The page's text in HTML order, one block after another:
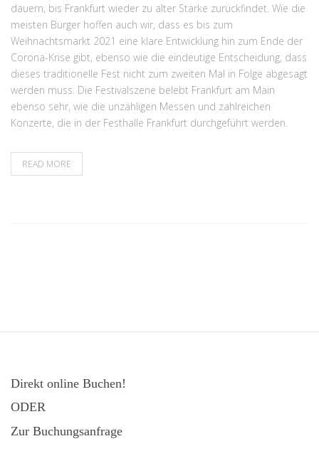
dauern, bis Frankfurt wieder zu alter Stärke zurückfindet. Wie die
meisten Bürger hoffen auch wir, dass es bis zum
Weihnachtsmarkt 2021 eine klare Entwicklung hin zum Ende der
Corona-Krise gibt, ebenso wie die eindeutige Entscheidung, dass
dieses traditionelle Fest nicht zum zweiten Mal in Folge abgesagt
werden muss. Die Festivalszene belebt Frankfurt am Main
ebenso sehr, wie die unzähligen Messen und zahlreichen
Konzerte, die in der Festhalle Frankfurt durchgeführt werden.
READ MORE
Direkt online Buchen!
ODER
Zur Buchungsanfrage